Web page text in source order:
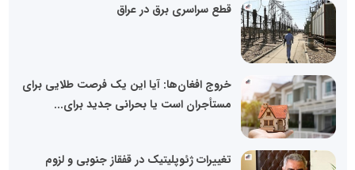
قطع سراسری برق در عراق
خروج افغان‌ها: آیا این یک فرصت طلایی برای
مستأجران است یا بحرانی جدید برای...
تغییرات ژئوپلیتیک در قفقاز جنوبی و لزوم